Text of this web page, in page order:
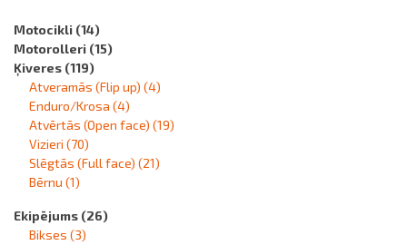
Motocikli (14)
Motorolleri (15)
Ķiveres (119)
Atveramās (Flip up) (4)
Enduro/Krosa (4)
Atvērtās (Open face) (19)
Vizieri (70)
Slēgtās (Full face) (21)
Bērnu (1)
Ekipējums (26)
Bikses (3)